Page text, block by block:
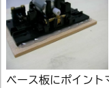
ベース板にポイント